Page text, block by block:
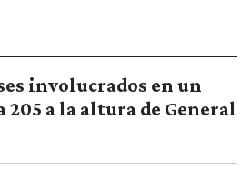
involucrados en un
205 a la altura de General